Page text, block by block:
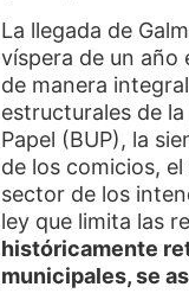
La llegada de
víspera de un año
de manera
estructurales de
Papel (BUP), la
de los comicios,
sector de los
ley que limita las
históricamente
municipales, se